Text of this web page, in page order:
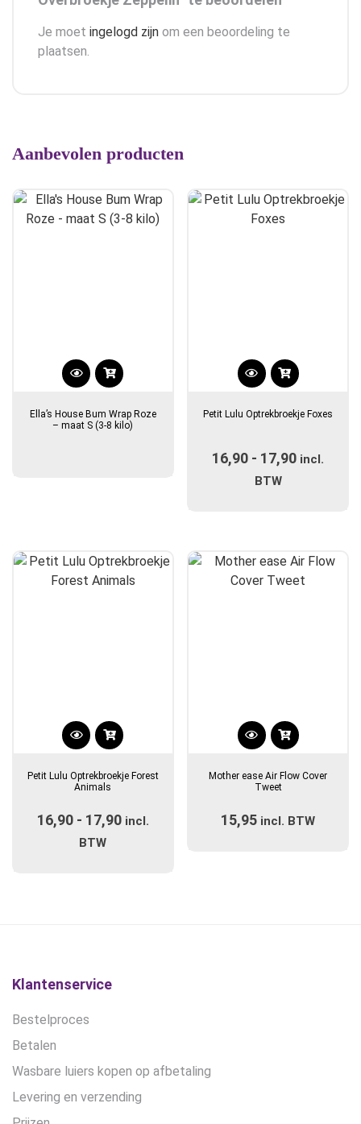
Je moet ingelogd zijn om een beoordeling te
plaatsen.
Aanbevolen producten
Ella’s House Bum Wrap Roze
– maat S (3-8 kilo)
Dit
heeft
variaties.
Deze
worden
op
Petit Lulu Optrekbroekje Foxes
16,90 - 17,90 incl.
BTW
Dit
heeft
variaties.
Deze
productpagina
Petit Lulu Optrekbroekje Forest
Animals
16,90 - 17,90Prijsklasse:
incl.
BTW
Dit
heeft
variaties.
Mother ease Air Flow Cover
Tweet
15,95 incl. BTW
Klantenservice
Bestelproces
Betalen
Wasbare luiers kopen op afbetaling
Levering en verzending